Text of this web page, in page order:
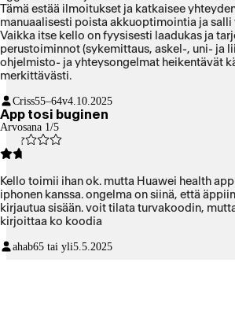
Tämä estää ilmoitukset ja katkaisee
manuaalisesti poista akkuoptimointia ja
Vaikka itse kello on fyysisesti laadukas ja
perustoiminnot (sykemittaus, askel-, uni- ja
ohjelmisto- ja yhteysongelmat heikentävät
merkittävästi.
Criss55–64v4.10.2025
App tosi buginen
Arvosana 1/5
Kello toimii ihan ok. mutta Huawei health app ei toimi ainakaan
iphonen kanssa. ongelma on siinä, että äppiin on mahdotonta
kirjautua sisään. voit tilata turvakoodin,
kirjoittaa ko koodia
ahab65 tai yli5.5.2025